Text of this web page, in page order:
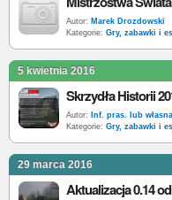
Autor: Marek Drozdowski
Kategorie: Gry, zabawki i
5 kwietnia 2016
Skrzydła Historii
Autor:
Inf. pras. lub własna
Kategorie: Gry, zabawki i
29 marca 2016